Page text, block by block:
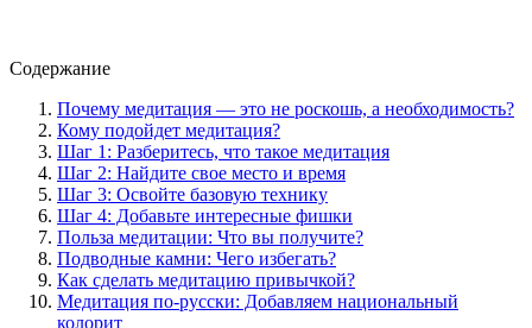
Содержание
Почему медитация — это не роскошь, а необходимость?
Кому подойдет медитация?
Шаг 1: Разберитесь, что такое медитация
Шаг 2: Найдите свое место и время
Шаг 3: Освойте базовую технику
Шаг 4: Добавьте интересные фишки
Польза медитации: Что вы получите?
Подводные камни: Чего избегать?
Как сделать медитацию привычкой?
Медитация по-русски: Добавляем национальный
колорит